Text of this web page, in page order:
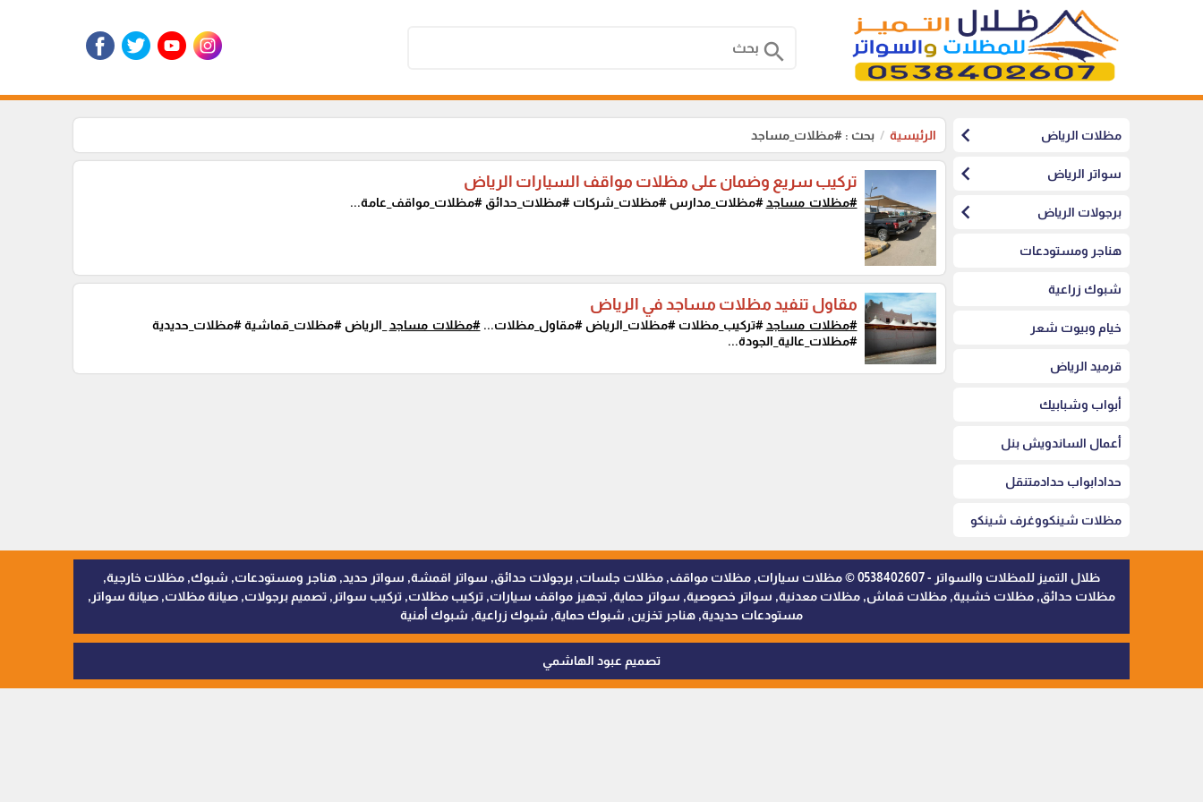
search
مظلات الرياض chevron_left
سواتر الرياض chevron_left
برجولات الرياض chevron_left
هناجر ومستودعات
شبوك زراعية
خيام وبيوت شعر
قرميد الرياض
أبواب وشبابيك
أعمال الساندويش بنل
حدادابواب حدادمتنقل
مظلات شينكووغرف شينكو
الرئيسية بحث : #مظلات_مساجد
تركيب سريع وضمان على مظلات مواقف السيارات الرياض
#مظلات_مساجد#مظلات_مدارس #مظلات_شركات #مظلات_حدائق #مظلات_مواقف_عامة...
مقاول تنفيد مظلات مساجد في الرياض
#مظلات_مساجد#تركيب_مظلات #مظلات_الرياض #مقاول_مظلات...#مظلات_مساجد _الرياض #مظلات_قماشية #مظلات_حديدية
#مظلات_عالية_الجودة...
ظلال التميز للمظلات والسواتر - 0538402607 © مظلات سيارات, مظلات مواقف, مظلات جلسات, برجولات حدائق, سواتر اقمشة, سواتر حديد, هناجر ومستودعات, شبوك, مظلات خارجية,
مظلات حدائق, مظلات خشبية, مظلات قماش, مظلات معدنية, سواتر خصوصية, سواتر حماية, تجهيز مواقف سيارات, تركيب مظلات, تركيب سواتر, تصميم برجولات, صيانة مظلات, صيانة سواتر,
مستودعات حديدية, هناجر تخزين, شبوك حماية, شبوك زراعية, شبوك أمنية
تصميم عبود الهاشمي